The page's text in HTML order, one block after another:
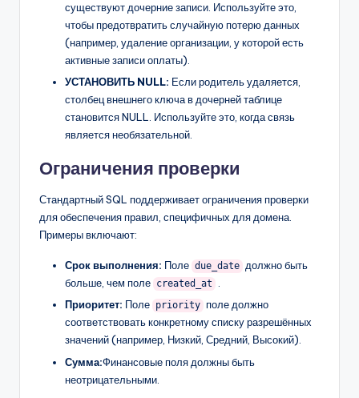
существуют дочерние записи. Используйте это,
чтобы предотвратить случайную потерю данных
(например, удаление организации, у которой есть
активные записи оплаты).
УСТАНОВИТЬ NULL: Если родитель удаляется,
столбец внешнего ключа в дочерней таблице
становится NULL. Используйте это, когда связь
является необязательной.
Ограничения проверки
Стандартный SQL поддерживает ограничения проверки
для обеспечения правил, специфичных для домена.
Примеры включают:
Срок выполнения: Поле due_date должно быть
больше, чем поле created_at
.
Приоритет: Поле priority поле должно
соответствовать конкретному списку разрешённых
значений (например, Низкий, Средний, Высокий).
Сумма:Финансовые поля должны быть
неотрицательными.